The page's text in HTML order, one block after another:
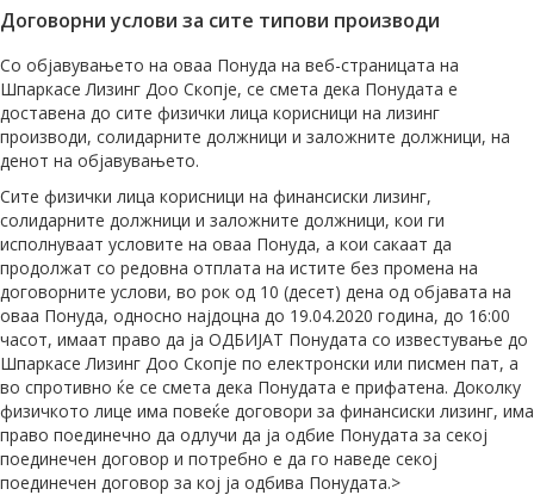
Договорни услови за сите типови производи
Со објавувањето на оваа Понуда на веб-страницата на
Шпаркасе Лизинг Доо Скопје, се смета дека Понудата е
доставена до сите физички лица корисници на лизинг
производи, солидарните должници и заложните должници, на
денот на објавувањето.
Сите физички лица корисници на финансиски лизинг,
солидарните должници и заложните должници, кои ги
исполнуваат условите на оваа Понуда, а кои сакаат да
продолжат со редовна отплата на истите без промена на
договорните услови, во рок од 10 (десет) дена од објавата на
оваа Понуда, односно најдоцна до 19.04.2020 година, до 16:00
часот, имаат право да ја ОДБИЈАТ Понудата со известување до
Шпаркасе Лизинг Доо Скопје по електронски или писмен пат, а
во спротивно ќе се смета дека Понудата е прифатена. Доколку
физичкото лице има повеќе договори за финансиски лизинг, има
право поединечно да одлучи да ја одбие Понудата за секој
поединечен договор и потребно е да го наведе секој
поединечен договор за кој ја одбива Понудата.>